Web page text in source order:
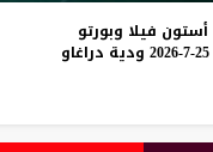
أستون فيلا وبورتو
25-7-2026 ودية دراغاو